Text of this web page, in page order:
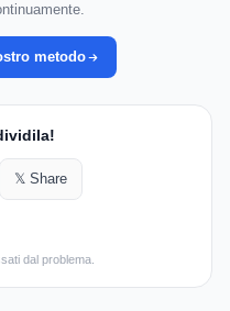
metodo
𝕏 Share
dal problema.